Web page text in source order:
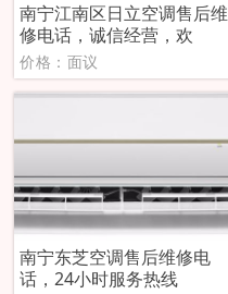
南宁江南区日立空调售后维
修电话，诚信经营，欢
价格：面议
南宁东芝空调售后维修电
话，24小时服务热线